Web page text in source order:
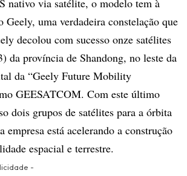
uma verdadeira constelação que
decolou com sucesso onze satélites
da província de Shandong, no leste da
da “Geely Future Mobility
GEESATCOM. Com este último
dois grupos de satélites para a órbita
está acelerando a construção
espacial e terrestre.
-